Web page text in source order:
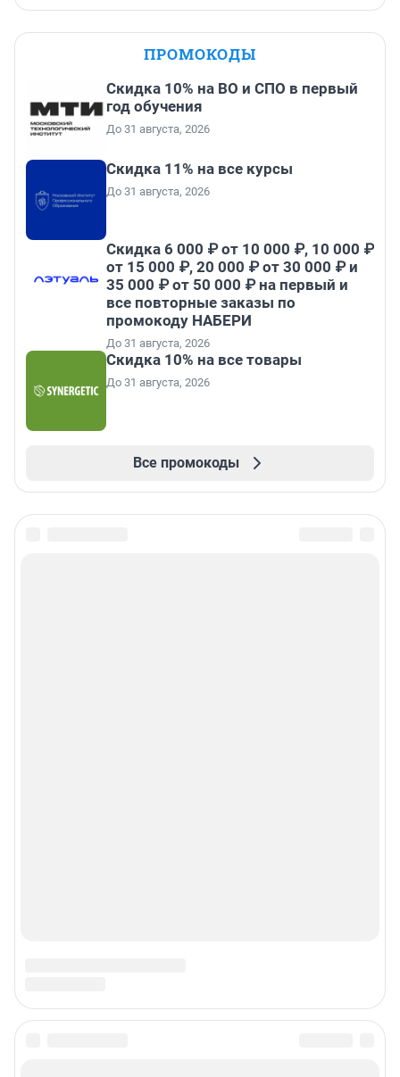
ПРОМОКОДЫ
Скидка 10% на ВО и СПО в первый
год обучения
До 31 августа, 2026
Скидка 11% на все курсы
До 31 августа, 2026
Скидка 6 000 ₽ от 10 000 ₽, 10 000 ₽
от 15 000 ₽, 20 000 ₽ от 30 000 ₽ и
35 000 ₽ от 50 000 ₽ на первый и
все повторные заказы по
промокоду НАБЕРИ
До 31 августа, 2026
Скидка 10% на все товары
До 31 августа, 2026
Все промокоды